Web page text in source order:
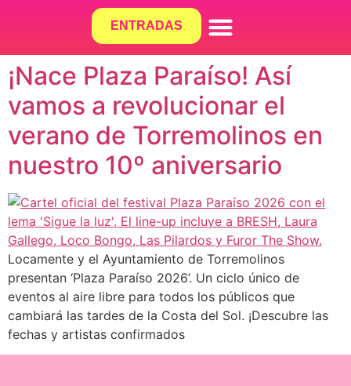
ENTRADAS
¡Nace Plaza Paraíso! Así
vamos a revolucionar el
verano de Torremolinos en
nuestro 10º aniversario
Locamente y el Ayuntamiento de Torremolinos
presentan ‘Plaza Paraíso 2026’. Un ciclo único de
eventos al aire libre para todos los públicos que
cambiará las tardes de la Costa del Sol. ¡Descubre las
fechas y artistas confirmados